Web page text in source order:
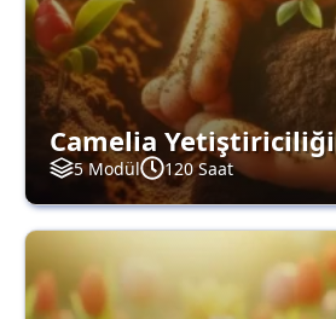
Camelia Yetiştiriciliği
5 Modül 120 Saat